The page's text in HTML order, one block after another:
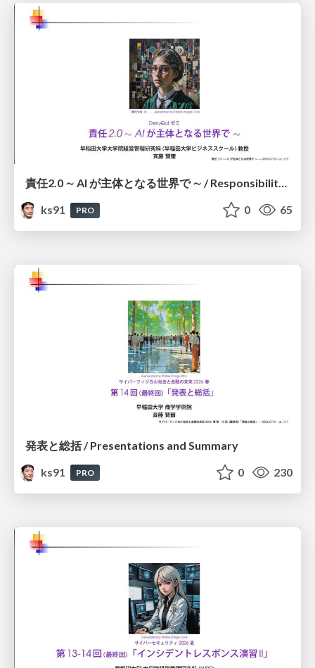
責任2.0 ∼ AI が主体となる世界で ∼ / Responsibility 2.0: In a World Where AI Takes Responsibilities
ks91
PRO 0 65
発表と総括 / Presentations and Summary
ks91
PRO 0 230